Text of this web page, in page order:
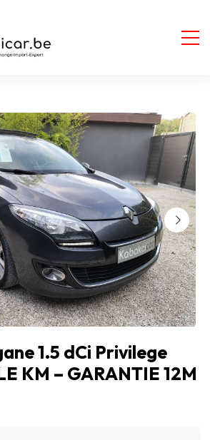
1.5 dCi Privilege
KM – GARANTIE 12M